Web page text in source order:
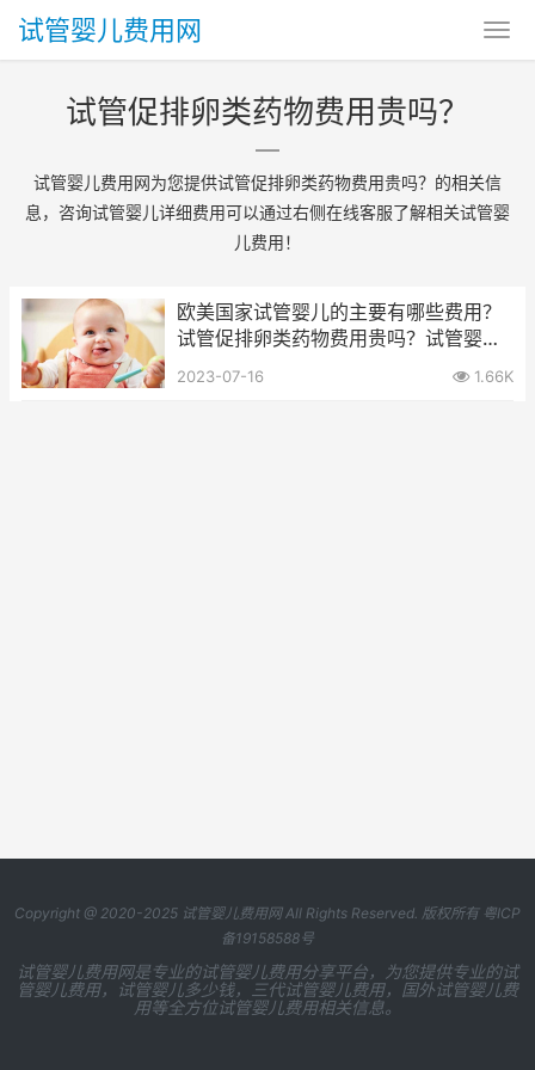
试管婴儿费用网
试管促排卵类药物费用贵吗？
试管婴儿费用网为您提供试管促排卵类药物费用贵吗？的相关信
息，咨询试管婴儿详细费用可以通过右侧在线客服了解相关试管婴
儿费用！
欧美国家试管婴儿的主要有哪些费用？
试管促排卵类药物费用贵吗？试管婴儿
促排卵药物治疗贵吗？
2023-07-16 1.66K
Copyright @ 2020-2025 试管婴儿费用网All Rights Reserved. 版权所有 粤ICP
备19158588号
试管婴儿费用网是专业的试管婴儿费用分享平台，为您提供专业的试
管婴儿费用，试管婴儿多少钱，三代试管婴儿费用，国外试管婴儿费
用等全方位试管婴儿费用相关信息。